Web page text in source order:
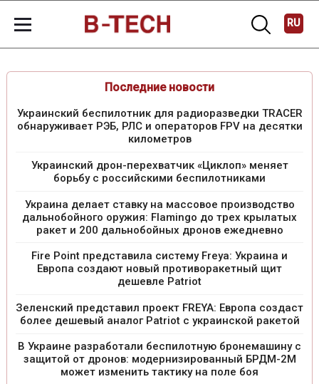
RU
Последние новости
Украинский беспилотник для радиоразведки TRACER
обнаруживает РЭБ, РЛС и операторов FPV на десятки
километров
Украинский дрон-перехватчик «Циклоп» меняет
борьбу с российскими беспилотниками
Украина делает ставку на массовое производство
дальнобойного оружия: Flamingo до трех крылатых
ракет и 200 дальнобойных дронов ежедневно
Fire Point представила систему Freya: Украина и
Европа создают новый противоракетный щит
дешевле Patriot
Зеленский представил проект FREYA: Европа создаст
более дешевый аналог Patriot с украинской ракетой
В Украине разработали беспилотную бронемашину с
защитой от дронов: модернизированный БРДМ-2М
может изменить тактику на поле боя